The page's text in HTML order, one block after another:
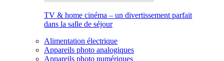
TV & home cinéma – un divertissement parfait
dans la salle de séjour
Alimentation électrique
Appareils photo analogiques
Appareils photo numériques